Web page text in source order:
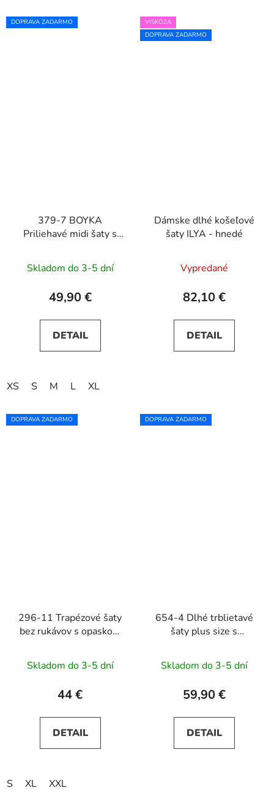
DOPRAVA ZADARMO
379-7 BOYKA
Priliehavé midi šaty s
béžové kvety
Skladom do 3-5 dní
49,90 €
DETAIL
XS S M L XL
VISKÓZA
DOPRAVA ZADARMO
Dámske dlhé košeľové
šaty ILYA - hnedé
Vypredané
82,10 €
DETAIL
DOPRAVA ZADARMO
296-11 Trapézové šaty
bez rukávov s opaskom
Skladom do 3-5 dní
44 €
DETAIL
S XL XXL
DOPRAVA ZADARMO
654-4 Dlhé trblietavé
šaty plus size s
priesvitnými rukávmi -
broskyňové
Skladom do 3-5 dní
59,90 €
DETAIL